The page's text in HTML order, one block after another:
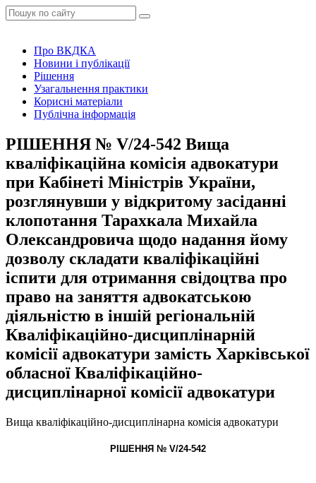
Про ВКДКА
Новини і публікації
Рішення
Узагальнення практики
Корисні матеріали
Публічна інформація
РІШЕННЯ № V/24-542 Вища
кваліфікаційна комісія адвокатури
при Кабінеті Міністрів України,
розглянувши у відкритому засіданні
клопотання Тарахкала Михайла
Олександровича щодо надання йому
дозволу складати кваліфікаційні
іспити для отримання свідоцтва про
право на заняття адвокатською
діяльністю в іншій регіональній
Кваліфікаційно-дисциплінарній
комісії адвокатури замість Харківської
обласної Кваліфікаційно-
дисциплінарної комісії адвокатури
Вища кваліфікаційно-дисциплінарна комісія адвокатури
РІШЕННЯ № V/24-542